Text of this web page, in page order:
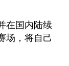
在国内陆续
场，将自己